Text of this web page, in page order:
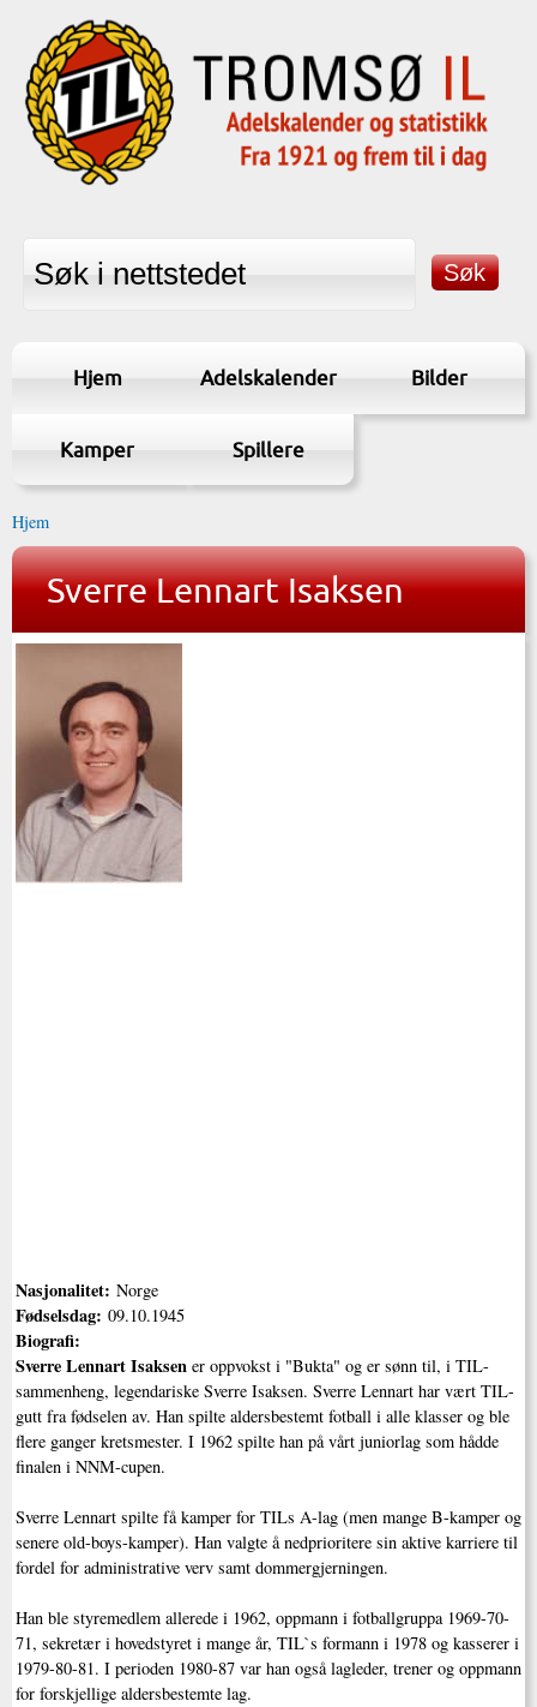
Hjem Adelskalender Bilder
Kamper Spillere
Hjem
Sverre Lennart Isaksen
Nasjonalitet: Norge
Fødselsdag: 09.10.1945
Biografi:
Sverre Lennart Isaksen er oppvokst i "Bukta" og er sønn til, i TIL-
sammenheng, legendariske Sverre Isaksen. Sverre Lennart har vært TIL-
gutt fra fødselen av. Han spilte aldersbestemt fotball i alle klasser og ble
flere ganger kretsmester. I 1962 spilte han på vårt juniorlag som hådde
finalen i NNM-cupen.
Sverre Lennart spilte få kamper for TILs A-lag (men mange B-kamper og
senere old-boys-kamper). Han valgte å nedprioritere sin aktive karriere til
fordel for administrative verv samt dommergjerningen.
Han ble styremedlem allerede i 1962, oppmann i fotballgruppa 1969-70-
71, sekretær i hovedstyret i mange år, TIL`s formann i 1978 og kasserer i
1979-80-81. I perioden 1980-87 var han også lagleder, trener og oppmann
for forskjellige aldersbestemte lag.